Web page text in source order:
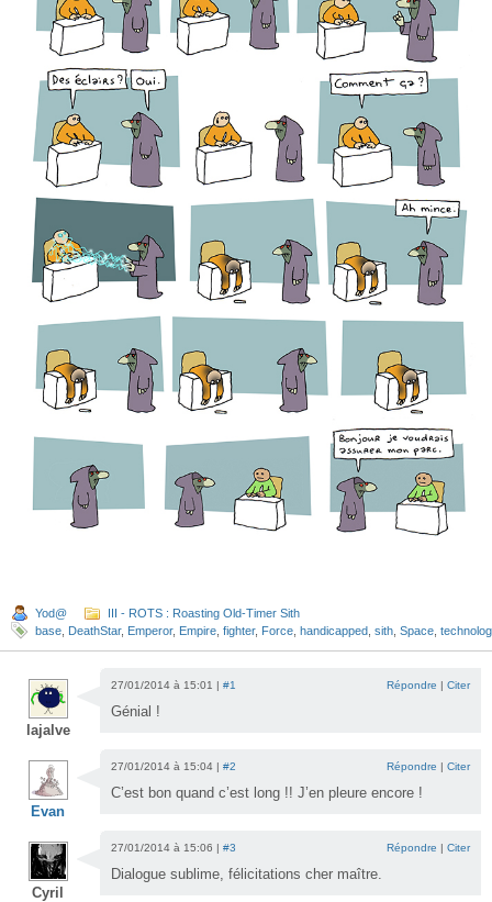
Yod@
III - ROTS : Roasting Old-Timer Sith
base DeathStar, Emperor, Empire fighter, Force handicapped sith Space
lajalve
27/01/2014 à 15:01 | #1 Répondre | Citer
Génial !
Evan
27/01/2014 à 15:04 | #2 Répondre | Citer
C’est bon quand c’est long !! J’en pleure encore !
Cyril
27/01/2014 à 15:06 | #3 Répondre | Citer
Dialogue sublime, félicitations cher maître.